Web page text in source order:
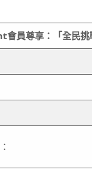
會員尊享：「全民挑